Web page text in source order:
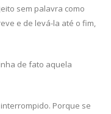
sem palavra como
e de levá-la até o fim,
de fato aquela
Porque se